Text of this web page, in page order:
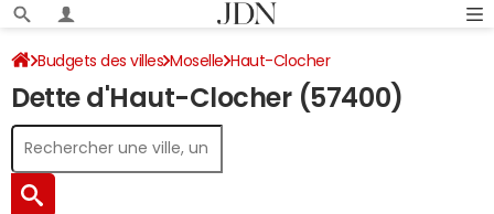
Budgets des villes Moselle Haut-Clocher
Dette au 31/12/2024
Dette d'Haut-Clocher (57400)